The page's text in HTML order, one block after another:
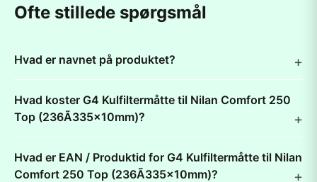
Ofte stillede spørgsmål
Hvad er navnet på produktet?
Hvad koster G4 Kulfiltermåtte til Nilan Comfort 250
Top (236Ã335x10mm)?
Hvad er EAN / Produktid for G4 Kulfiltermåtte til Nilan
Comfort 250 Top (236Ã335x10mm)?